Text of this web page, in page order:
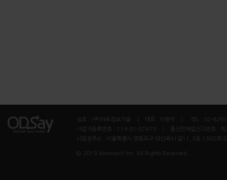
상호 : (주)아로정보기술 ㅣ 대표 : 이왕석 ㅣ TEL : 02-
사업자등록번호 : 119-81-87479 ㅣ 통신판매업신고번호 :
사업장주소 : 서울특별시 영등포구 당산로41길11, E동 1302호(
© 2019 AroIntech Inc. All Rights Reserved.